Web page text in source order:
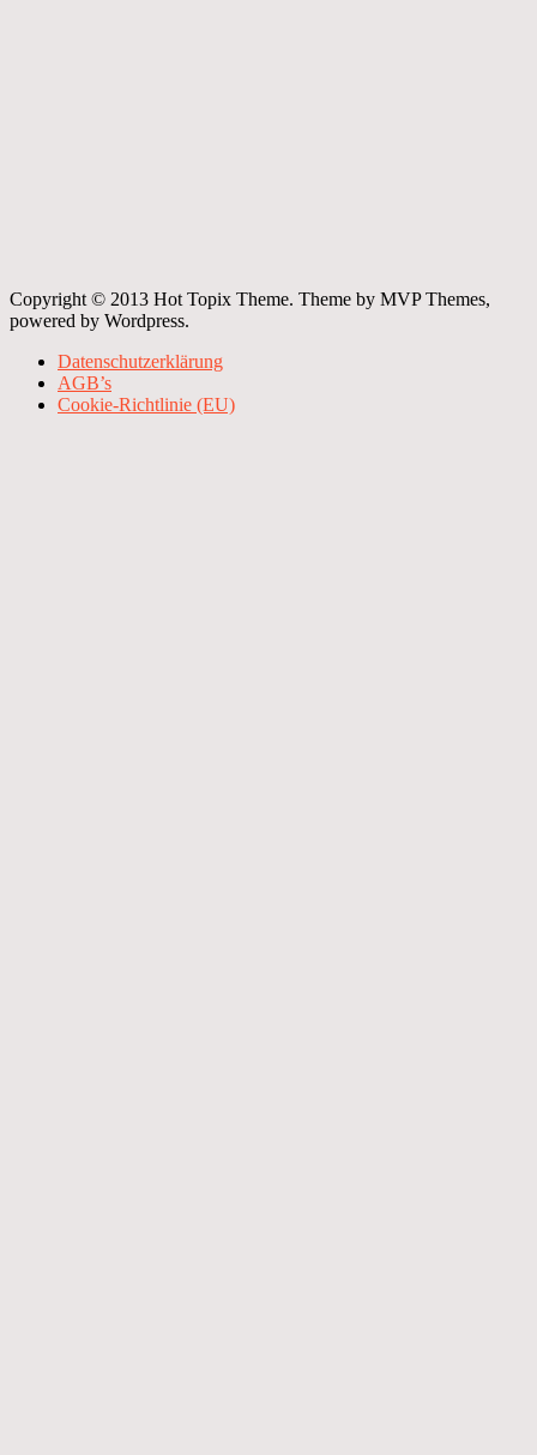
Copyright © 2013 Hot Topix Theme. Theme by MVP Themes,
powered by Wordpress.
Datenschutzerklärung
AGB’s
Cookie-Richtlinie (EU)